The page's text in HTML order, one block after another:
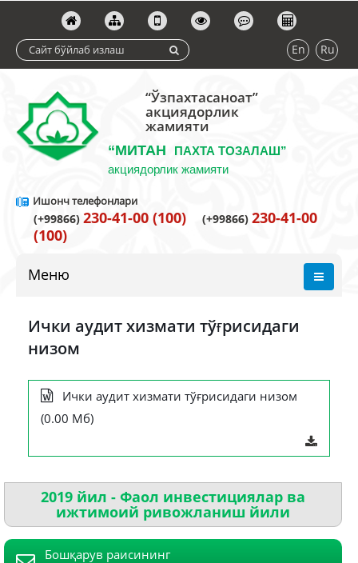
En Ru
“Ўзпахтасаноат”
акциядорлик
жамияти
“МИТАН
ПАХТА ТОЗАЛАШ”
акциядорлик жамияти
Ишонч телефонлари
(+99866) 230-41-00 (100) (+99866) 230-41-00
(100)
Меню
Ички аудит хизмати тўғрисидаги
низом
Ички аудит хизмати тўғрисидаги низом
(0.00 Мб)
2019 йил - Фаол инвестициялар ва
ижтимоий ривожланиш йили
Бошқарув раисининг